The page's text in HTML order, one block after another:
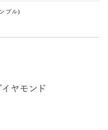
プル)
ヤモンド